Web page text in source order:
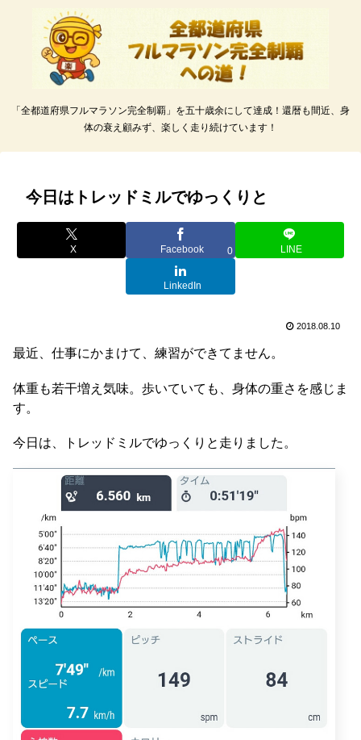
「全都道府県フルマラソン完全制覇」を五十歳余にして達成！還暦も間近、身
体の衰え顧みず、楽しく走り続けています！
今日はトレッドミルでゆっくりと
X Facebook 0 LINE
LinkedIn
2018.08.10
最近、仕事にかまけて、練習ができてません。
体重も若干増え気味。歩いていても、身体の重さを感じま
す。
今日は、トレッドミルでゆっくりと走りました。